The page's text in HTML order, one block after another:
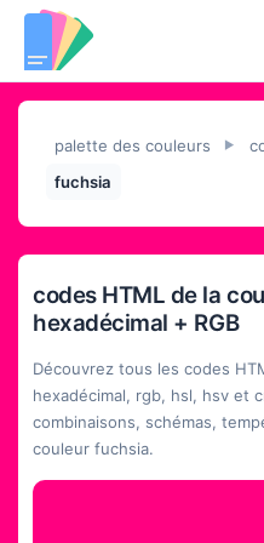
palette des couleurs ►
fuchsia
codes HTML de la
hexadécimal + RGB
Découvrez tous les codes
hexadécimal, rgb, hsl, hsv et
combinaisons, schémas,
couleur fuchsia.